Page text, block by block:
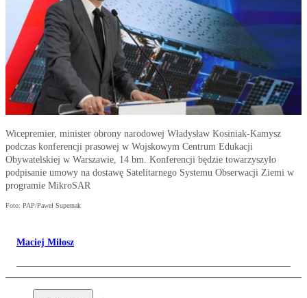
Wicepremier, minister obrony narodowej Władysław Kosiniak-Kamysz
podczas konferencji prasowej w Wojskowym Centrum Edukacji
Obywatelskiej w Warszawie, 14 bm. Konferencji będzie towarzyszyło
podpisanie umowy na dostawę Satelitarnego Systemu Obserwacji Ziemi w
programie MikroSAR
Foto: PAP/Paweł Supernak
Maciej Miłosz